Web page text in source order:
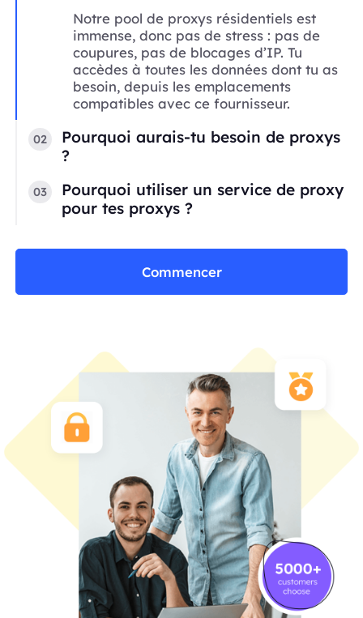
Notre pool de proxys résidentiels est
immense, donc pas de stress : pas de
coupures, pas de blocages d’IP. Tu
accèdes à toutes les données dont tu as
besoin, depuis les emplacements
compatibles avec ce fournisseur.
02
Pourquoi aurais-tu besoin de proxys
?
03
Pourquoi utiliser un service de proxy
pour tes proxys ?
Commencer